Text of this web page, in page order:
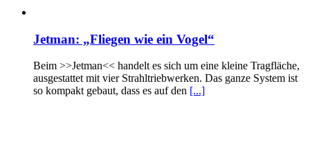
Jetman: „Fliegen wie ein Vogel“
Beim >>Jetman<< handelt es sich um eine kleine Tragfläche,
ausgestattet mit vier Strahltriebwerken. Das ganze System ist
so kompakt gebaut, dass es auf den [...]